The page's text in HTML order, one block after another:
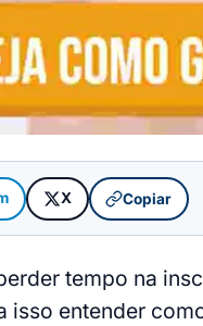
X Copiar
tempo na
isso entender